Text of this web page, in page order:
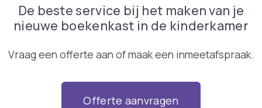
De beste service bij het maken van je
nieuwe boekenkast in de kinderkamer
Vraag een offerte aan of maak een inmeetafspraak.
Offerte aanvragen